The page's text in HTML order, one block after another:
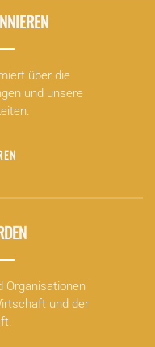
über die
und unsere
Organisationen
und der